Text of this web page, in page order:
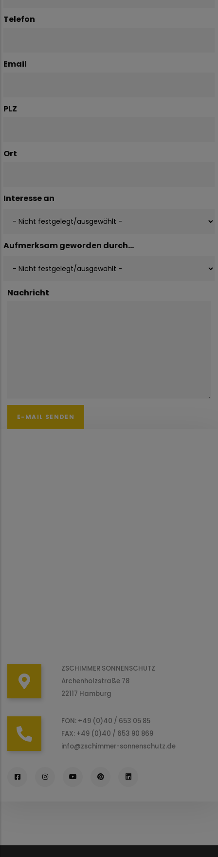
Telefon
Email
PLZ
Ort
Interesse an
Aufmerksam geworden durch...
Nachricht
ZSCHIMMER SONNENSCHUTZ
Archenholzstraße 78
22117 Hamburg
FON: +49 (0)40 / 653 05 85
FAX: +49 (0)40 / 653 90 869
info@zschimmer-sonnenschutz.de